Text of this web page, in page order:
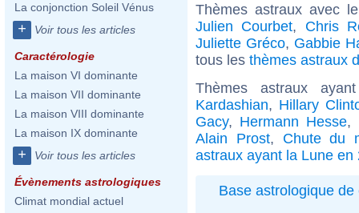
La conjonction Soleil Vénus
+ Voir tous les articles
Caractérologie
La maison VI dominante
La maison VII dominante
La maison VIII dominante
La maison IX dominante
+ Voir tous les articles
Évènements astrologiques
Climat mondial actuel
Thèmes astraux avec
Julien Courbet, Chris
Juliette Gréco, Gabbie
tous les thèmes astraux
Thèmes astraux
Kardashian, Hillary
Gacy, Hermann Hesse,
Alain Prost, Chute du
astraux ayant la Lune en
Base astrologique de